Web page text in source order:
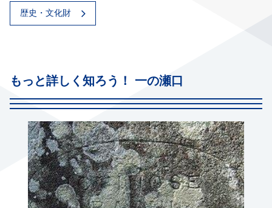
歴史・文化財
もっと詳しく知ろう！ 一の瀬口